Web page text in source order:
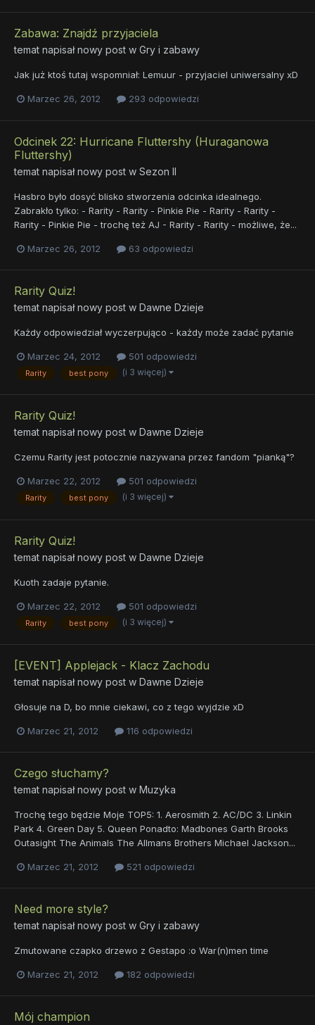
Zabawa: Znajdź przyjaciela
temat napisał nowy post w Gry i zabawy
Jak już ktoś tutaj wspomniał: Lemuur - przyjaciel uniwersalny xD
Marzec 26, 2012 293 odpowiedzi
Odcinek 22: Hurricane Fluttershy (Huraganowa
Fluttershy)
temat napisał nowy post w Sezon II
Hasbro było dosyć blisko stworzenia odcinka idealnego.
Zabrakło tylko: - Rarity - Rarity - Pinkie Pie - Rarity - Rarity -
Rarity - Pinkie Pie - trochę też AJ - Rarity - Rarity - możliwe, że...
Marzec 26, 2012 63 odpowiedzi
Rarity Quiz!
temat napisał nowy post w Dawne Dzieje
Każdy odpowiedział wyczerpująco - każdy może zadać pytanie
Marzec 24, 2012 501 odpowiedzi
Rarity best pony (i 3 więcej)
Rarity Quiz!
temat napisał nowy post w Dawne Dzieje
Czemu Rarity jest potocznie nazywana przez fandom "pianką"?
Marzec 22, 2012 501 odpowiedzi
Rarity best pony (i 3 więcej)
Rarity Quiz!
temat napisał nowy post w Dawne Dzieje
Kuoth zadaje pytanie.
Marzec 22, 2012 501 odpowiedzi
Rarity best pony (i 3 więcej)
[EVENT] Applejack - Klacz Zachodu
temat napisał nowy post w Dawne Dzieje
Głosuje na D, bo mnie ciekawi, co z tego wyjdzie xD
Marzec 21, 2012 116 odpowiedzi
Czego słuchamy?
temat napisał nowy post w Muzyka
Trochę tego będzie Moje TOP5: 1. Aerosmith 2. AC/DC 3. Linkin
Park 4. Green Day 5. Queen Ponadto: Madbones Garth Brooks
Outasight The Animals The Allmans Brothers Michael Jackson...
Marzec 21, 2012 521 odpowiedzi
Need more style?
temat napisał nowy post w Gry i zabawy
Zmutowane czapko drzewo z Gestapo :o War(n)men time
Marzec 21, 2012 182 odpowiedzi
Mój champion